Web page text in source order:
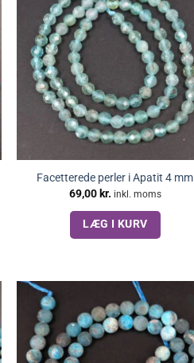
Facetterede perler i Apatit 4 mm
69,00 kr. inkl. moms
LÆG I KURV